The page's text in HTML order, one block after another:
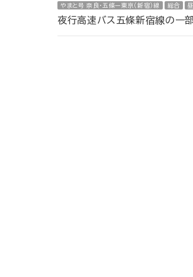
やまと号 奈良・五條ー東京（新宿）線 総合
夜行高速バス五條新宿線の